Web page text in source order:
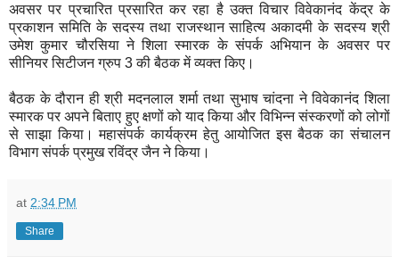
अवसर पर प्रचारित प्रसारित कर रहा है उक्त विचार विवेकानंद केंद्र के
प्रकाशन समिति के सदस्य तथा राजस्थान साहित्य अकादमी के सदस्य श्री
उमेश कुमार चौरसिया ने शिला स्मारक के संपर्क अभियान के अवसर पर
सीनियर सिटीजन ग्रुप 3 की बैठक में व्यक्त किए।
बैठक के दौरान ही श्री मदनलाल शर्मा तथा सुभाष चांदना ने विवेकानंद शिला
स्मारक पर अपने बिताए हुए क्षणों को याद किया और विभिन्न संस्करणों को लोगों
से साझा किया। महासंपर्क कार्यक्रम हेतु आयोजित इस बैठक का संचालन
विभाग संपर्क प्रमुख रविंद्र जैन ने किया।
at 2:34 PM
Share